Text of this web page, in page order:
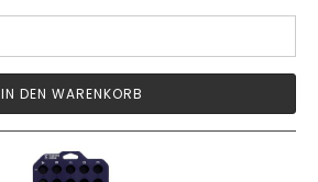
IN DEN WARENKORB